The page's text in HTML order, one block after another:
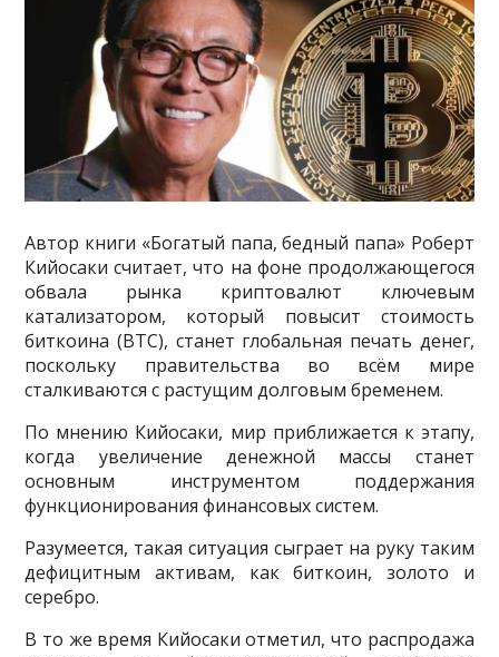
Автор книги «Богатый папа, бедный папа» Роберт
Кийосаки считает, что на фоне продолжающегося
обвала рынка криптовалют ключевым
катализатором, который повысит стоимость
биткоина (BTC), станет глобальная печать денег,
поскольку правительства во всём мире
сталкиваются с растущим долговым бременем.
По мнению Кийосаки, мир приближается к этапу,
когда увеличение денежной массы станет
основным инструментом поддержания
функционирования финансовых систем.
Разумеется, такая ситуация сыграет на руку таким
дефицитным активам, как биткоин, золото и
серебро.
В то же время Кийосаки отметил, что распродажа